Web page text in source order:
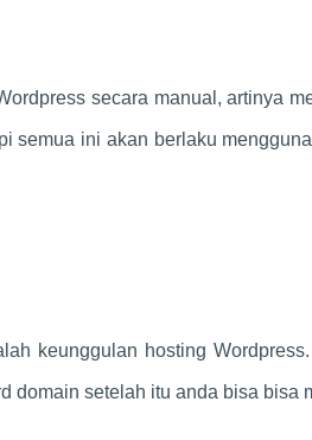
secara manual, artinya
semua ini akan berlaku
keunggulan hosting
domain setelah itu anda bisa bisa